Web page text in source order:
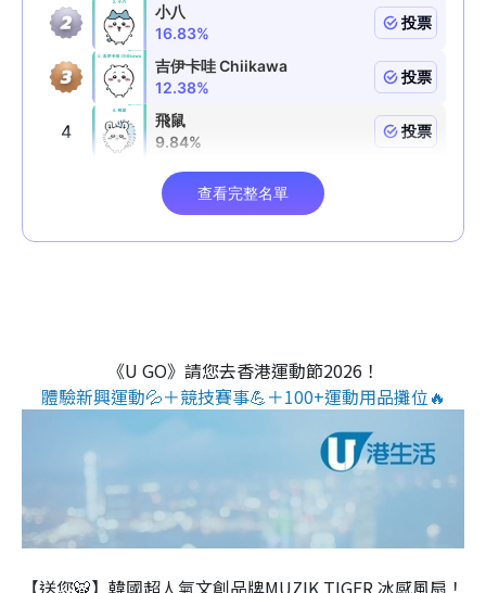
《U GO》請您去香港運動節2026！
體驗新興運動💦＋競技賽事💪＋100+運動用品攤位🔥
【送您🐯】韓國超人氣文創品牌MUZIK TIGER 冰感風扇！